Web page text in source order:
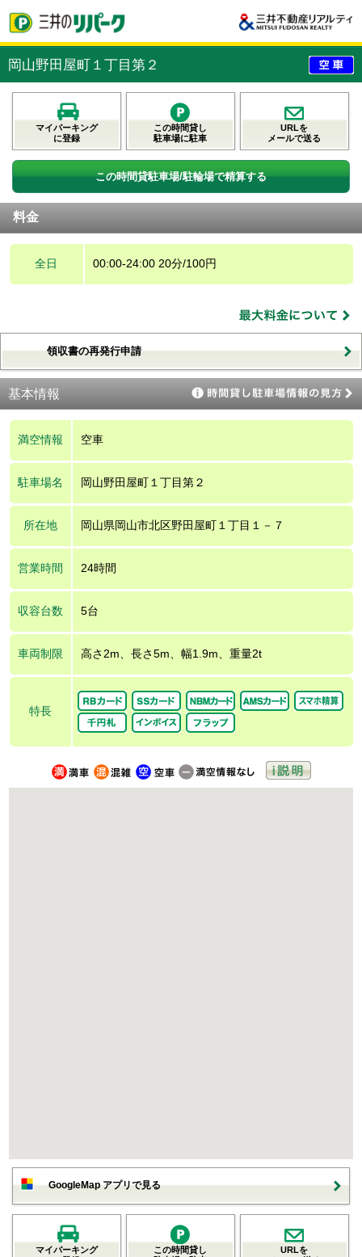
岡山野田屋町１丁目第２
マイパーキング
に登録
この時間貸し
駐車場に駐車
URLを
メールで送る
この時間貸駐車場/駐輪場で精算する
料金
全日 00:00-24:00 20分/100円
領収書の再発行申請
基本情報
満空情報 空車
駐車場名 岡山野田屋町１丁目第２
所在地 岡山県岡山市北区野田屋町１丁目１－７
営業時間 24時間
収容台数 5台
車両制限 高さ2m、長さ5m、幅1.9m、重量2t
特長
GoogleMap アプリで見る
マイパーキング
この時間貸し
URLを